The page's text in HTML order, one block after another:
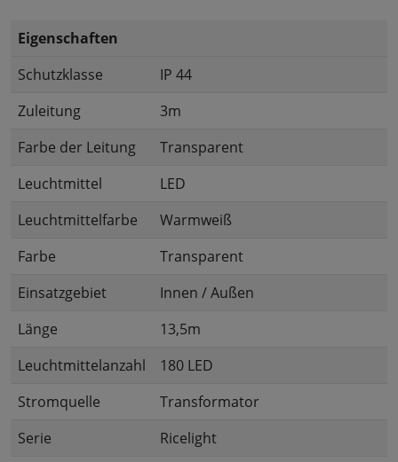
Eigenschaften
Schutzklasse
IP 44
Zuleitung
3m
Farbe der Leitung
Transparent
Leuchtmittel
LED
Leuchtmittelfarbe
Warmweiß
Farbe
Transparent
Einsatzgebiet
Innen / Außen
Länge
13,5m
Leuchtmittelanzahl
180 LED
Stromquelle
Transformator
Serie
Ricelight